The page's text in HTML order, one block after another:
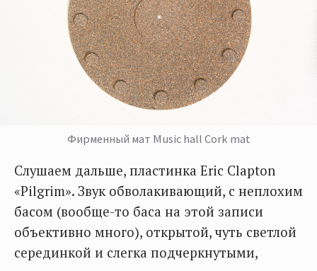
Фирменный мат Music hall Cork mat
Слушаем дальше, пластинка Eric Clapton
«Pilgrim». Звук обволакивающий, с неплохим
басом (вообще-то баса на этой записи
объективно много), открытой, чуть светлой
серединкой и слегка подчеркнутыми,